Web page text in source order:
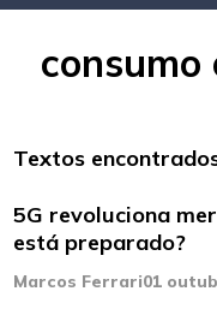
consumo
Textos
5G revoluciona
está preparado?
Marcos Ferrari01